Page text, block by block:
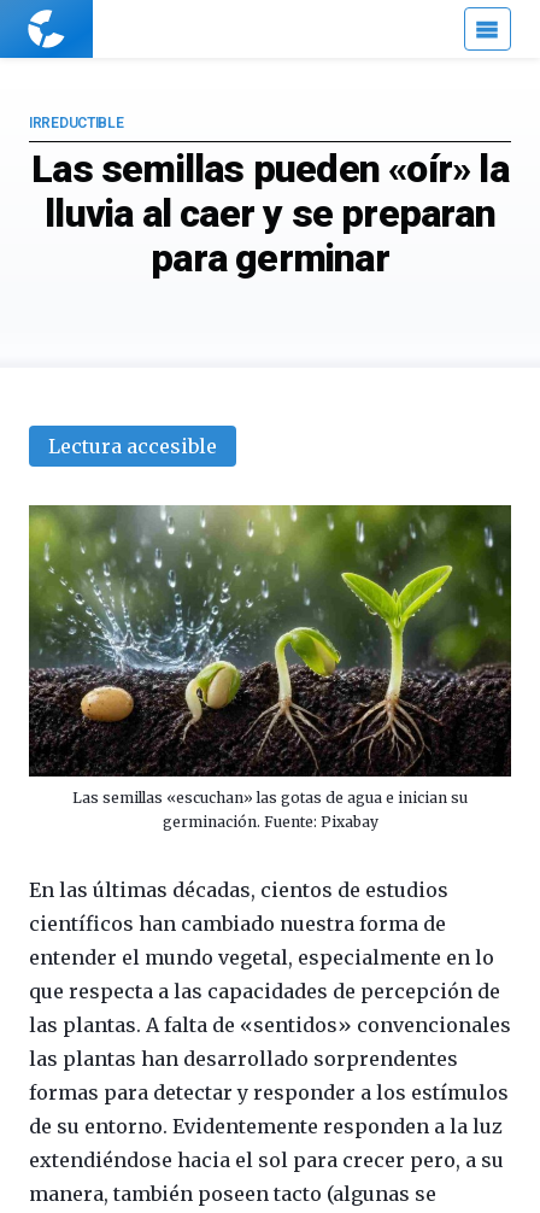
Cuaderno
Las semillas pueden «oír» la
lluvia al caer y se preparan
para germinar
IRREDUCTIBLE
Lectura accesible
Las semillas «escuchan» las gotas de agua e inician su
germinación. Fuente: Pixabay
En las últimas décadas, cientos de estudios
científicos han cambiado nuestra forma de
entender el mundo vegetal, especialmente en lo
que respecta a las capacidades de percepción de
las plantas. A falta de «sentidos» convencionales
las plantas han desarrollado sorprendentes
formas para detectar y responder a los estímulos
de su entorno. Evidentemente responden a la luz
extendiéndose hacia el sol para crecer pero, a su
manera, también poseen tacto (algunas se